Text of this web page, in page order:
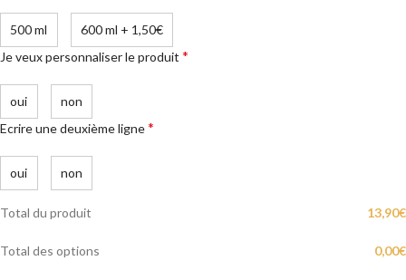
500 ml 600 ml + 1,50€
Je veux personnaliser le produit *
oui
non
Ecrire une deuxième ligne*
oui non
Total du produit 13,90€
Total des options 0,00€